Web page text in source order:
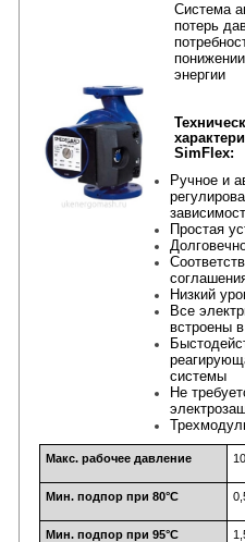
Система
потерь
энергии
SimFlex:
Ручное и
Простая
Низкий
Все
встроены
системы
Не
Макс. рабочее давление
Мин. подпор при 80°C
Мин. подпор при 95°C